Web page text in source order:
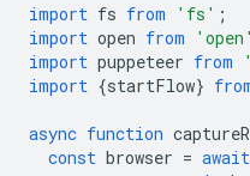
import fs from 'fs'
import open from
import puppeteer
import {startFlow}
async function
const browser =